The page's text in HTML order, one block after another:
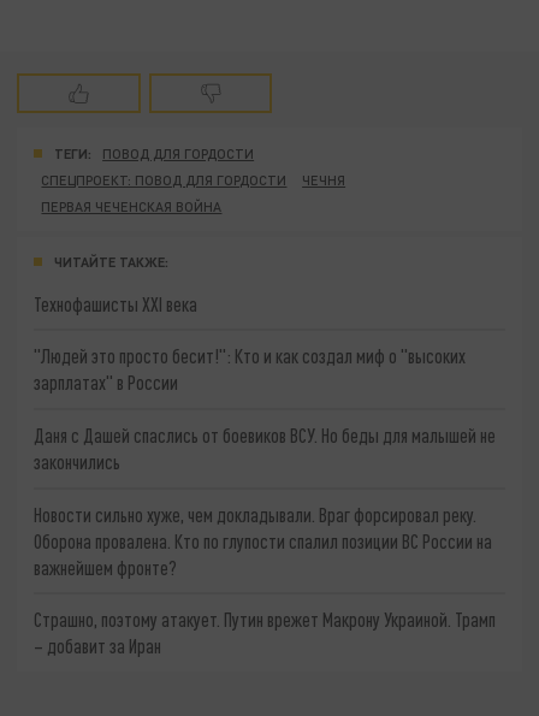
ТЕГИ:
ПОВОД ДЛЯ ГОРДОСТИ
СПЕЦПРОЕКТ: ПОВОД ДЛЯ ГОРДОСТИ
ЧЕЧНЯ
ПЕРВАЯ ЧЕЧЕНСКАЯ ВОЙНА
ЧИТАЙТЕ ТАКЖЕ:
Технофашисты XXI века
"Людей это просто бесит!": Кто и как создал миф о "высоких
зарплатах" в России
Даня с Дашей спаслись от боевиков ВСУ. Но беды для малышей не
закончились
Новости сильно хуже, чем докладывали. Враг форсировал реку.
Оборона провалена. Кто по глупости спалил позиции ВС России на
важнейшем фронте?
Страшно, поэтому атакует. Путин врежет Макрону Украиной. Трамп
– добавит за Иран